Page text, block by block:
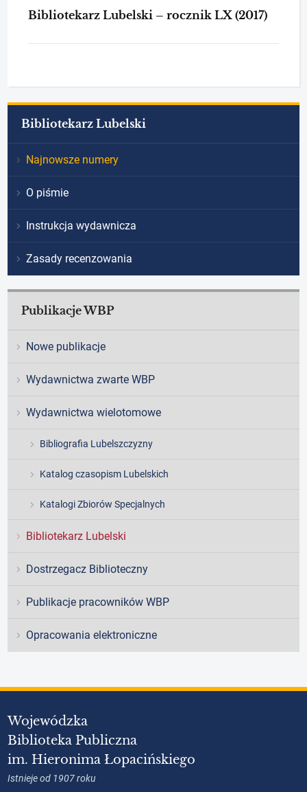
Bibliotekarz Lubelski – rocznik LX (2017)
Bibliotekarz Lubelski
Najnowsze numery
O piśmie
Instrukcja wydawnicza
Zasady recenzowania
Publikacje WBP
Nowe publikacje
Wydawnictwa zwarte WBP
Wydawnictwa wielotomowe
Bibliografia Lubelszczyzny
Katalog czasopism Lubelskich
Katalogi Zbiorów Specjalnych
Bibliotekarz Lubelski
Dostrzegacz Biblioteczny
Publikacje pracowników WBP
Opracowania elektroniczne
Wojewódzka
Biblioteka Publiczna
im. Hieronima Łopacińskiego
Istnieje od 1907 roku